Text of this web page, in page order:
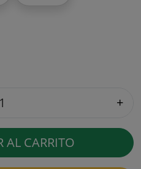
+
AL CARRITO